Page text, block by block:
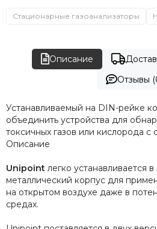
Стационарные газоанализаторы
Описание
Отзывы
Устанавливаемый на DIN-рейке
объединить устройства для
токсичных газов или кислорода с
Описание
Unipoint легко устанавливается
металлический корпус для
на открытом воздухе даже в
средах.